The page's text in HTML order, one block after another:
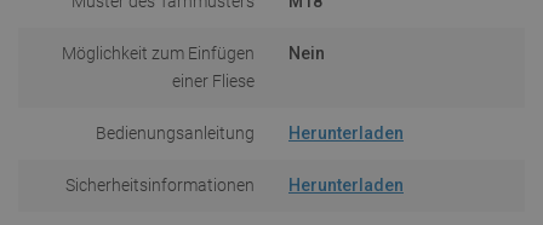
Möglichkeit zum Einfügen
einer Fliese
Nein
Bedienungsanleitung Herunterladen
Sicherheitsinformationen Herunterladen